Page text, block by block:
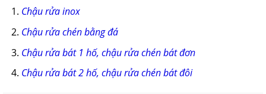
Chậu rửa inox
Chậu rửa chén bằng đá
Chậu rửa bát 1 hố, chậu rửa chén bát đơn
Chậu rửa bát 2 hố, chậu rửa chén bát đôi